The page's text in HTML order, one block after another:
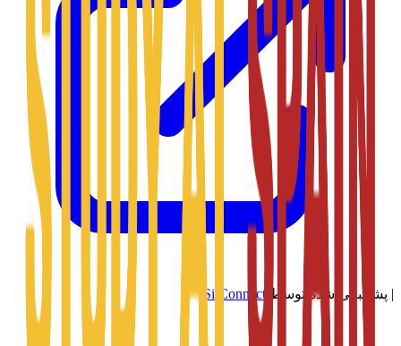
| پشتیبانی شده توسط SitConnect